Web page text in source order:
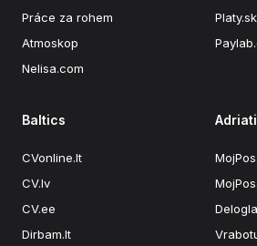
Práce za rohem
Atmoskop
Nelisa.com
Platy.sk
Baltics
CVonline.lt
CV.lv
CV.ee
Dirbam.It